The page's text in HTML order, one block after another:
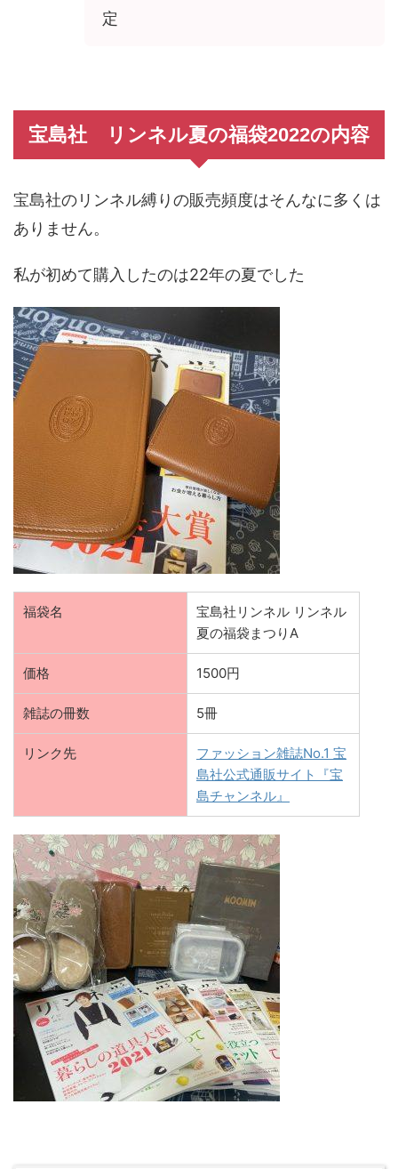
定
宝島社 リンネル夏の福袋2022の内容
宝島社のリンネル縛りの販売頻度はそんなに多くは
ありません。
私が初めて購入したのは22年の夏でした
福袋名
宝島社リンネル リンネル
夏の福袋まつりA
価格 1500円
雑誌の冊数 5冊
リンク先
ファッション雑誌No.1 宝
島社公式通販サイト『宝
島チャンネル』